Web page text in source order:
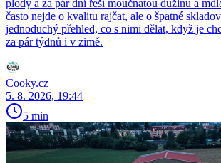
plody a za pár dní řeší moučnatou dužinu a
často nejde o kvalitu rajčat, ale o špatné
jednoduchý přehled, co s nimi dělat, když je
za pár týdnů i v zimě.
Cooky.cz
5. 8. 2026, 19:44
5 min